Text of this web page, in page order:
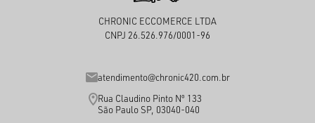
CHRONIC ECCOMERCE LTDA
CNPJ 26.526.976/0001-96
atendimento@chronic420.com.br
Rua Claudino Pinto Nº 133
São Paulo SP, 03040-040